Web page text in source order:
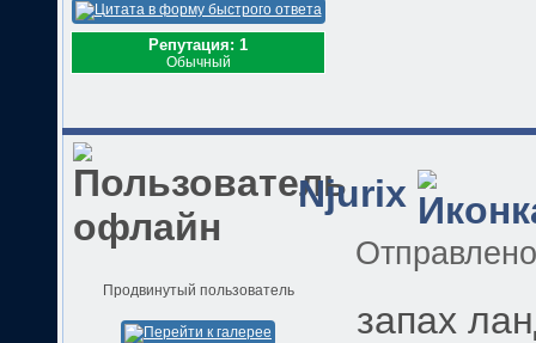
Репутация: 1
Обычный
Njurix
Продвинутый пользователь
запах